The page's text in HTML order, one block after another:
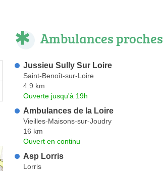
Ambulances proches
Jussieu Sully Sur Loire
Saint-Benoît-sur-Loire
4.9 km
Ouverte jusqu'à 19h
Ambulances de la Loire
Vieilles-Maisons-sur-Joudry
16 km
Ouvert en continu
Asp Lorris
Lorris